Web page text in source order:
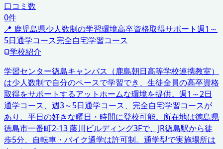
口コミ数
0件
📍 鹿児島県少人数制の学習環境高卒資格取得サポート週1～
5日通学コース完全自宅学習コース
学校紹介
学習センター徳島キャンパス（鹿島朝日高等学校連携教室）
は少人数制で自分のペースで学習でき、生徒全員の高卒資格
取得をサポートするアットホームな環境を提供。週1～2日
通学コース、週3～5日通学コース、完全自宅学習コースが
あり、平日の好きな曜日・時間に登校可能。所在地は徳島県
徳島市一番町2-13 藤川ビルディング3Fで、JR徳島駅から徒
歩5分、自転車・バイク通学は許可制。通学型で実施場所は